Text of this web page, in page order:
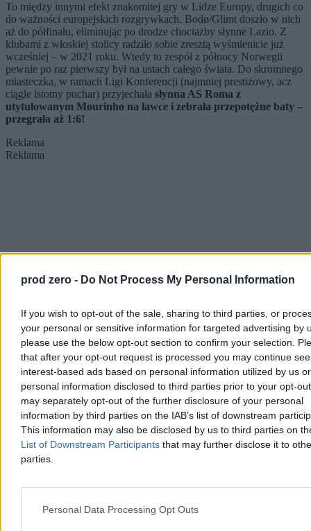
prod zero - Do Not Process My Personal Information
If you wish to opt-out of the sale, sharing to third parties, or
your personal or sensitive information for targeted advertising by
please use the below opt-out section to confirm your selection.
that after your opt-out request is processed you may continue
interest-based ads based on personal information utilized by us or
personal information disclosed to third parties prior to your opt-
may separately opt-out of the further disclosure of your personal
information by third parties on the IAB’s list of downstream
This information may also be disclosed by us to third parties on
List of Downstream Participants that may further disclose it to
parties.
Personal Data Processing Opt Outs
To między innymi efekt znakomitej gry w Lidze Europy, drugich co
do ważności europejskich rozgrywkach. Bodø/Glimt doszło w nich
aż do półfinału, eliminując po drodze chociażby słynne Lazio. Z
klubami z włoskiej stolicy radziło sobie zresztą wyśmienicie już
wcześniej – w 2021 roku. Wtedy to zespół z północy Norwegii
pewnie po raz pierwszy był na ustach całego świata. Do skromnego
miasteczka, w ramach Ligi Konferencji (najmniej prestiżowy, acz
ciągle istotny puchar) przyjechała słynna AS Roma z
utytułowanym Mourinho na ławce i zebrała przepotężne baty –
przegrała aż 1:6!
Reklama
Reklama